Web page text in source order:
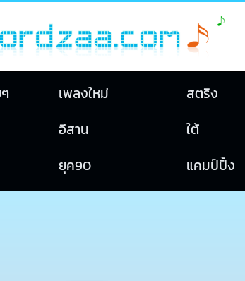
เพลงใหม่
สตริง
อีสาน
ใต้
ยุค90 แคมป์ปิ้ง